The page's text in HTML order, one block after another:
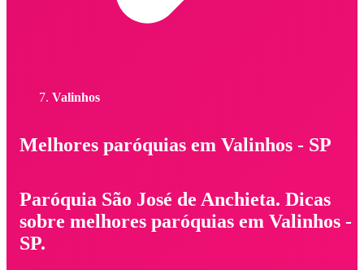
Valinhos
Melhores paróquias em Valinhos - SP
Paróquia São José de Anchieta. Dicas
sobre melhores paróquias em Valinhos -
SP.